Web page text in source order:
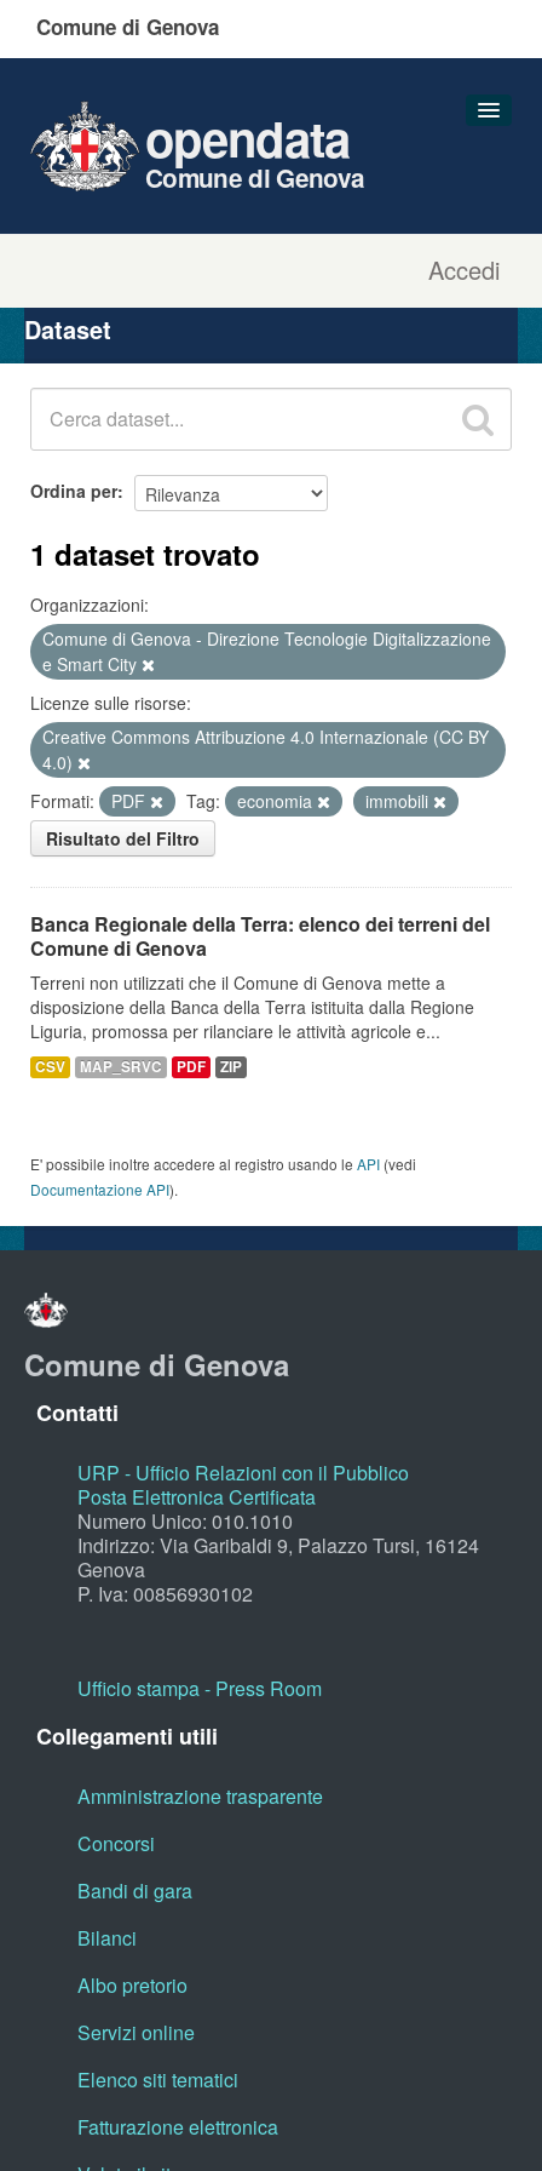
Comune di Genova
Accedi
opendata
Comune di Genova
Organizzazioni
Gruppi
Dataset
Ordina per
1 dataset trovato
Organizzazioni:
Comune di Genova - Direzione Tecnologie Digitalizzazione
e Smart City
Licenze sulle risorse:
Creative Commons Attribuzione 4.0 Internazionale (CC BY
4.0)
Formati:
PDF Tag: economia
immobili
Risultato del Filtro
Banca Regionale della Terra: elenco dei terreni del
Comune di Genova
Terreni non utilizzati che il Comune di Genova mette a
disposizione della Banca della Terra istituita dalla Regione
Liguria, promossa per rilanciare le attività agricole e...
CSV MAP_SRVC PDF ZIP
E' possibile inoltre accedere al registro usando le API (vedi
Documentazione API).
Comune di Genova
Contatti
URP - Ufficio Relazioni con il Pubblico
Posta Elettronica Certificata
Numero Unico: 010.1010
Indirizzo: Via Garibaldi 9, Palazzo Tursi, 16124
Genova
P. Iva: 00856930102
Ufficio stampa - Press Room
Collegamenti utili
Amministrazione trasparente
Concorsi
Bandi di gara
Bilanci
Albo pretorio
Servizi online
Elenco siti tematici
Fatturazione elettronica